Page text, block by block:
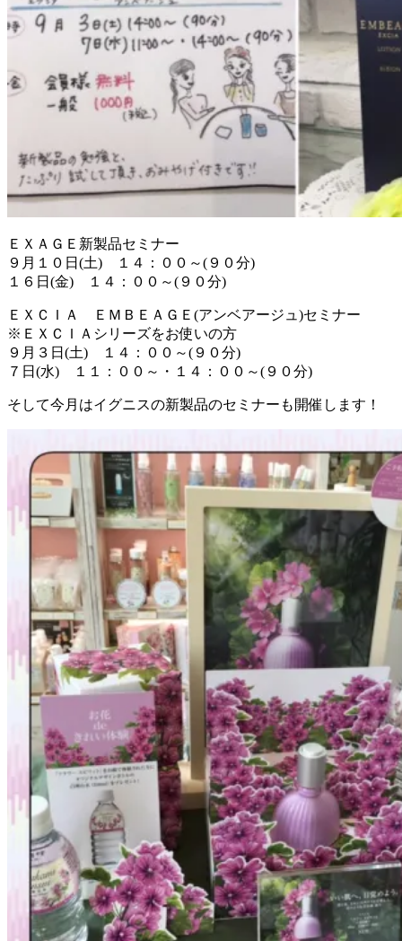
ＥＸＡＧＥ新製品セミナー
９月１０日(土) １４：００～(９０分)
１６日(金) １４：００～(９０分)
ＥＸＣＩＡ ＥＭＢＥＡＧＥ(アンベアージュ)セミナー
※ＥＸＣＩＡシリーズをお使いの方
９月３日(土) １４：００～(９０分)
７日(水) １１：００～・１４：００～(９０分)
そして今月はイグニスの新製品のセミナーも開催します！